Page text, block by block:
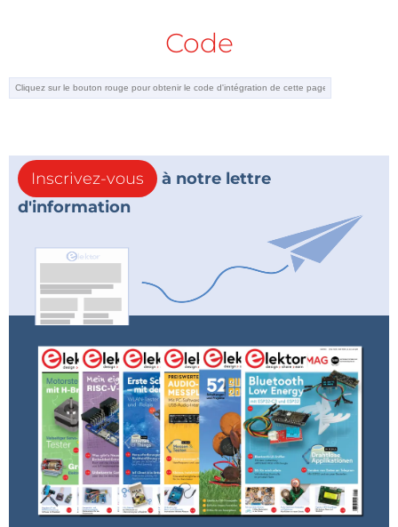
Code
Inscrivez-vous
à notre lettre
d'information